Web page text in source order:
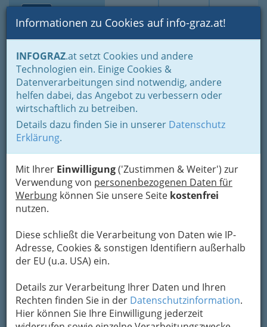
Suche Login Toggle
Informationen zu Cookies auf info-graz.at!
INFOGRAZ.at setzt Cookies und andere
Technologien ein. Einige Cookies &
Datenverarbeitungen sind notwendig, andere
helfen dabei, das Angebot zu verbessern oder
wirtschaftlich zu betreiben.
Details dazu finden Sie in unserer Datenschutz
Erklärung.
Mit Ihrer Einwilligung('Zustimmen & Weiter') zur
Verwendung von personenbezogenen Daten für
Werbung können Sie unsere Seite kostenfrei
nutzen.
Diese schließt die Verarbeitung von Daten wie IP-
Adresse, Cookies & sonstigen Identifiern außerhalb
der EU (u.a. USA) ein.
Details zur Verarbeitung Ihrer Daten und Ihren
Rechten finden Sie in der Datenschutzinformation.
Hier können Sie Ihre Einwilligung jederzeit
Home Branchen
Gastronomie - regional und international
Nachtleben
Studentenlokale
Pizzeria Tropical
Leonhardstraße 26, 8010 Graz
+43 676 3875 652
Pizzeria Tropcial – das
Studentenlokal im Univiertel
In Graz Pizza bestellen oder zum Essen
in die Pizzeria?
Beislkultur wird in Graz großgeschrieben,
essen und nebenbei auch etwas erleben
können.